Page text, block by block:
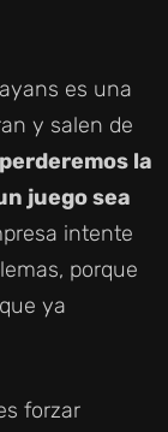
es una
y salen de
perderemos la
juego sea
intente
porque
ya
forzar